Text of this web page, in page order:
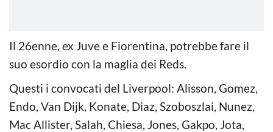
Il 26enne, ex Juve e Fiorentina, potrebbe fare il
suo esordio con la maglia dei Reds.
Questi i convocati del Liverpool: Alisson, Gomez,
Endo, Van Dijk, Konate, Diaz, Szoboszlai, Nunez,
Mac Allister, Salah, Chiesa, Jones, Gakpo, Jota,